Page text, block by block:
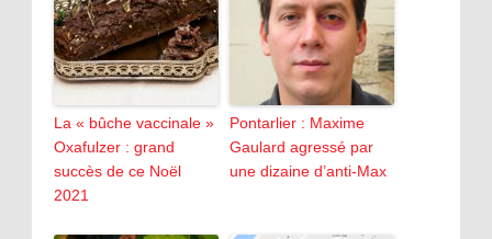
La « bûche vaccinale »
Oxafulzer : grand
succès de ce Noël
2021
Pontarlier : Maxime
Gaulard agressé par
une dizaine d’anti-Max